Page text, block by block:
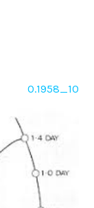
O.1958_10